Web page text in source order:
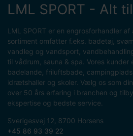
LML SPORT - Alt
LML SPORT er en engrosforhandler
sortiment omfatter f.eks. badetøj,
vandleg og vandsport,
til vådrum, sauna & spa. Vores kunder
badelande, friluftsbade,
idrætshaller og skoler. Vælg os som
over 50 års erfaring i branchen og
ekspertise og bedste service.
Sverigesvej 12, 8700 Horsens
+45 86 93 39 22